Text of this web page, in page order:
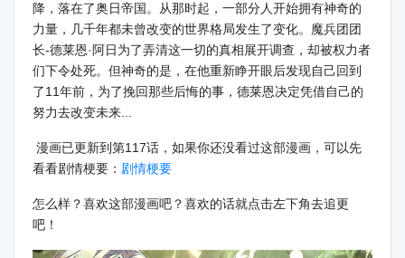
降，落在了奥日帝国。从那时起，一部分人开始拥有神奇的
力量，几千年都未曾改变的世界格局发生了变化。魔兵团团
长-德莱恩·阿日为了弄清这一切的真相展开调查，却被权力者
们下令处死。但神奇的是，在他重新睁开眼后发现自己回到
了11年前，为了挽回那些后悔的事，德莱恩决定凭借自己的
努力去改变未来...
漫画已更新到第117话，如果你还没看过这部漫画，可以先
看看剧情梗要： 剧情梗要
怎么样？喜欢这部漫画吧？喜欢的话就点击左下角去追更
吧！